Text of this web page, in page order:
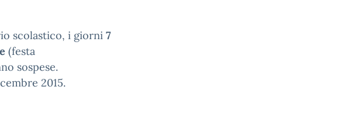
scolastico, i giorni 7
(festa
sospese.
2015.